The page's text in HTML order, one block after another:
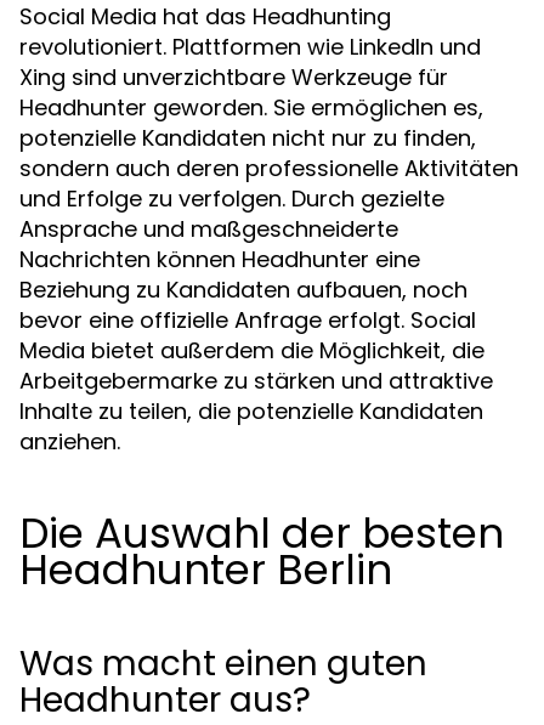
Social Media hat das Headhunting
revolutioniert. Plattformen wie LinkedIn und
Xing sind unverzichtbare Werkzeuge für
Headhunter geworden. Sie ermöglichen es,
potenzielle Kandidaten nicht nur zu finden,
sondern auch deren professionelle Aktivitäten
und Erfolge zu verfolgen. Durch gezielte
Ansprache und maßgeschneiderte
Nachrichten können Headhunter eine
Beziehung zu Kandidaten aufbauen, noch
bevor eine offizielle Anfrage erfolgt. Social
Media bietet außerdem die Möglichkeit, die
Arbeitgebermarke zu stärken und attraktive
Inhalte zu teilen, die potenzielle Kandidaten
anziehen.
Die Auswahl der besten
Headhunter Berlin
Was macht einen guten
Headhunter aus?